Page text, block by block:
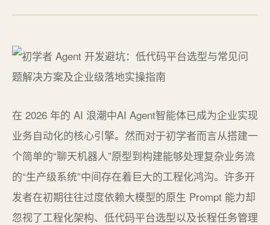
在 2026 年的 AI 浪潮中AI Agent智能体已成为企业实现
业务自动化的核心引擎。然而对于初学者而言从搭建一
个简单的“聊天机器人”原型到构建能够处理复杂业务流
的“生产级系统”中间存在着巨大的工程化鸿沟。许多开
发者在初期往往过度依赖大模型的原生 Prompt 能力却
忽视了工程化架构、低代码平台选型以及长程任务管理